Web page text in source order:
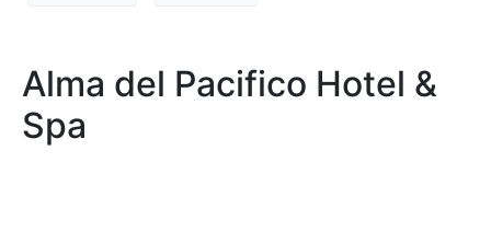
Alma del Pacifico Hotel &
Spa